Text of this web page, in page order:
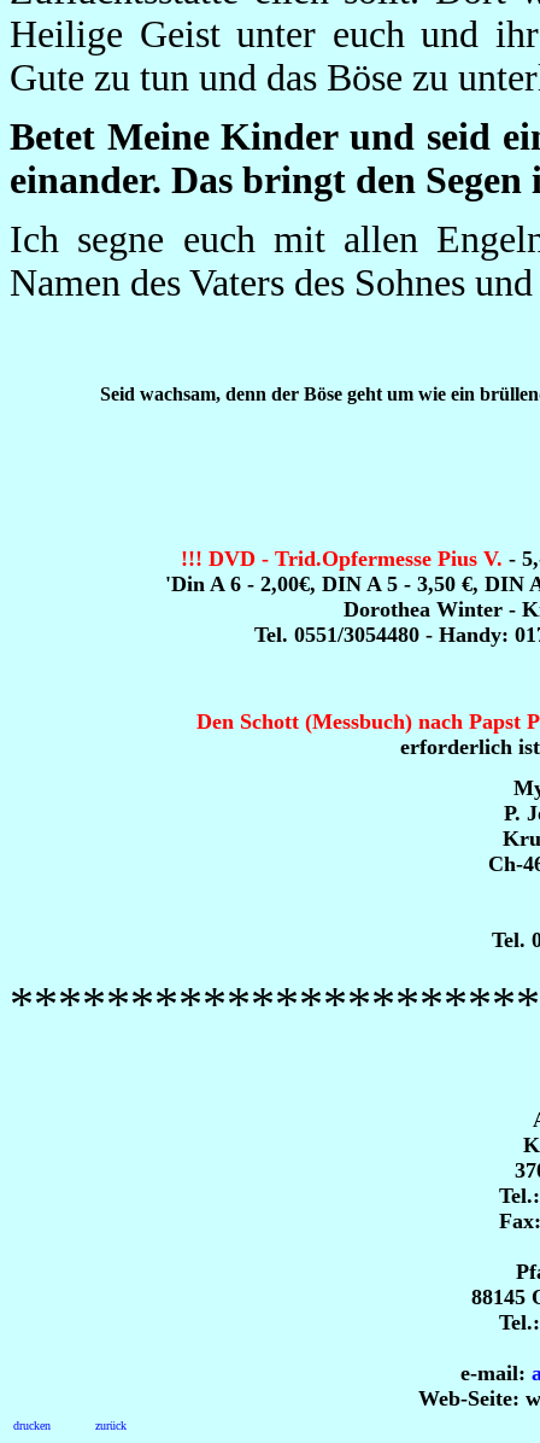
Heilige Geist unter euch und
Gute zu tun und das Böse zu
Betet Meine Kinder und seid
einander. Das bringt den
Ich segne euch mit allen
Namen des Vaters des Sohnes
Seid wachsam, denn der Böse geht um wie ein
!!! DVD - Trid.Opfermesse Pius V. -
'Din A 6 - 2,00€, DIN A 5 - 3,50 €, DIN
Dorothea Winter -
Tel. 0551/3054480 - Handy:
Den Schott (Messbuch) nach Papst
erforderlich
P.
Ch-
Tel.
88145
e-mail:
Web-Seite:
drucken zurück